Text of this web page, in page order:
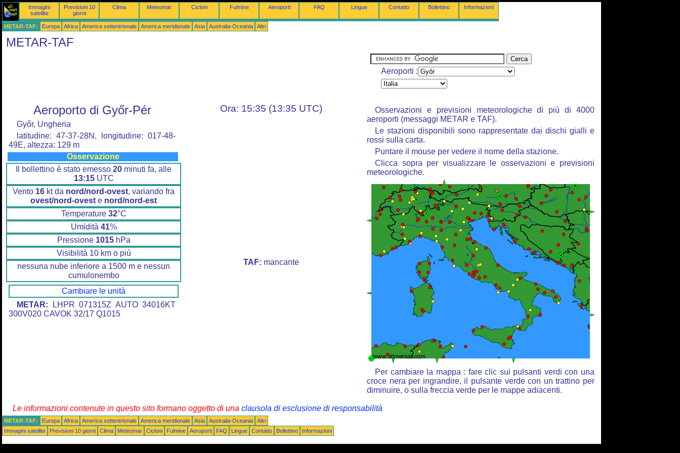
Immagini
satellite
Previsioni 10
giorni
Clima Meteomar Cicloni Fulmine Aeroporti FAQ Lingue Contatto Bollettino Informazioni
METAR-TAF: Europa Africa America settentrionale America meridionale Asia Australia-Oceania Altri
METAR-TAF
Aeroporti :
Aeroporto di Győr-Pér
Győr, Ungheria
latitudine: 47-37-28N, longitudine: 017-48-
49E, altezza: 129 m
Osservazione
Il bollettino è stato emesso 20 minuti fa, alle
13:15UTC
Vento 16 kt da nord/nord-ovest, variando fra
ovest/nord-ovest e nord/nord-est
Temperature 32°C
Umidità 41%
Pressione 1015hPa
Visibilità 10 km o più
nessuna nube inferiore a 1500 m e nessun
cumulonembo
Cambiare le unità
METAR: LHPR 071315Z AUTO 34016KT
300V020 CAVOK 32/17 Q1015
Ora: 15:35 (13:35 UTC)
TAF: mancante
Osservazioni e previsioni meteorologiche di più di 4000
aeroporti (messaggi METAR e TAF).
Le stazioni disponibili sono rappresentate dai dischi gialli e
rossi sulla carta.
Puntare il mouse per vedere il nome della stazione.
Clicca sopra per visualizzare le osservazioni e previsioni
meteorologiche.
Per cambiare la mappa : fare clic sui pulsanti verdi con una
croce nera per ingrandire, il pulsante verde con un trattino per
diminuire, o sulla freccia verde per le mappe adiacenti.
Le informazioni contenute in questo sito formano oggetto di una clausola di esclusione di responsabilità
METAR-TAF: Europa Africa America settentrionale America meridionale Asia Australia-Oceania
Altri
Immagini satellite
Previsioni 10 giorni Clima Meteomar Cicloni Fulmine Aeroporti FAQ Lingue Contatto Bollettino Informazioni